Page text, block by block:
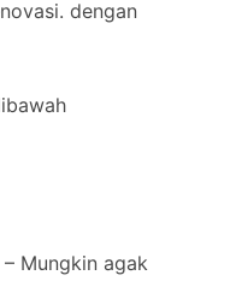
dengan
Mungkin agak